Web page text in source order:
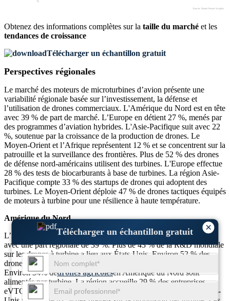
×
Télécharger un échantillon gratuit
Obtenez des informations complètes sur la taille du marché et les
tendances de croissance
Télécharger un échantillon gratuit
Perspectives régionales
Le marché des moteurs de microturbines d’avion présente une
variabilité régionale basée sur l’investissement, la défense et
l’utilisation de drones commerciaux. L'Amérique du Nord est en tête
avec 39 % de part de marché. L’Europe en détient 27 %, menés par
des programmes d’aviation hybrides. L'Asie-Pacifique suit avec 22
%, soutenue par la croissance de la production de drones. Le
Moyen-Orient et l’Afrique représentent 12 % et se concentrent sur la
patrouille et la surveillance des frontières. Plus de 52 % des drones
de défense nord-américains utilisent des turbines. L'Europe effectue
28 % des tests de biocarburants à base de turbines. La région Asie-
Pacifique compte 33 % des startups de drones qui adoptent des
turbines. Le Moyen-Orient déploie 47 % de drones tactiques équipés
de moteurs à turbine pour une résilience à haute température.
Amérique du Nord
L’Amérique du Nord domine le marché des microturbines d’avion
avec une part régionale de 39 %. Plus de 43 % de la R&D mondiale
sur les drones à turbine a lieu aux États-Unis. Environ 52 % des
drones militaires de cette région utilisent des moteurs à turbine.
Environ 34% dedrones agricolesen Amérique du Nord sont
alimentés par turbine. La région accueille 29 % des entreprises
eVTOL pilotant des turbomoteurs. La R&D aérospatiale aux États-